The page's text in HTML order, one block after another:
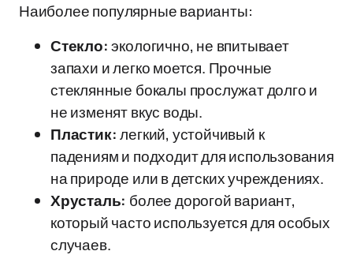
Наиболее популярные варианты:
Стекло:экологично, не впитывает
запахи и легко моется. Прочные
стеклянные бокалы прослужат долго и
не изменят вкус воды.
Пластик:легкий, устойчивый к
падениям и подходит для использования
на природе или в детских учреждениях.
Хрусталь: более дорогой вариант,
который часто используется для особых
случаев.